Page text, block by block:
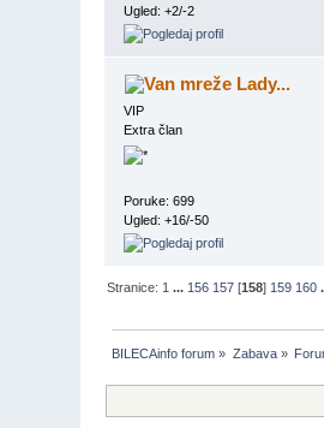
Ugled: +2/-2
Lady...
VIP
Extra član
Poruke: 699
Ugled: +16/-50
Stranice: 1 ... 156 157 [158] 159 160
BILECAinfo forum » Zabava»